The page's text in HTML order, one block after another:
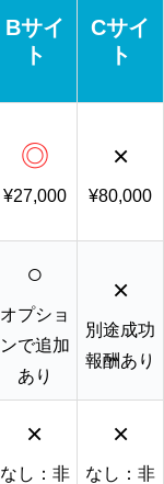
Bサイ
ト
Cサイ
ト
◎
¥27,000
×
¥80,000
○
オプショ
ンで追加
あり
×
別途成功
報酬あり
×
なし：非
×
なし：非